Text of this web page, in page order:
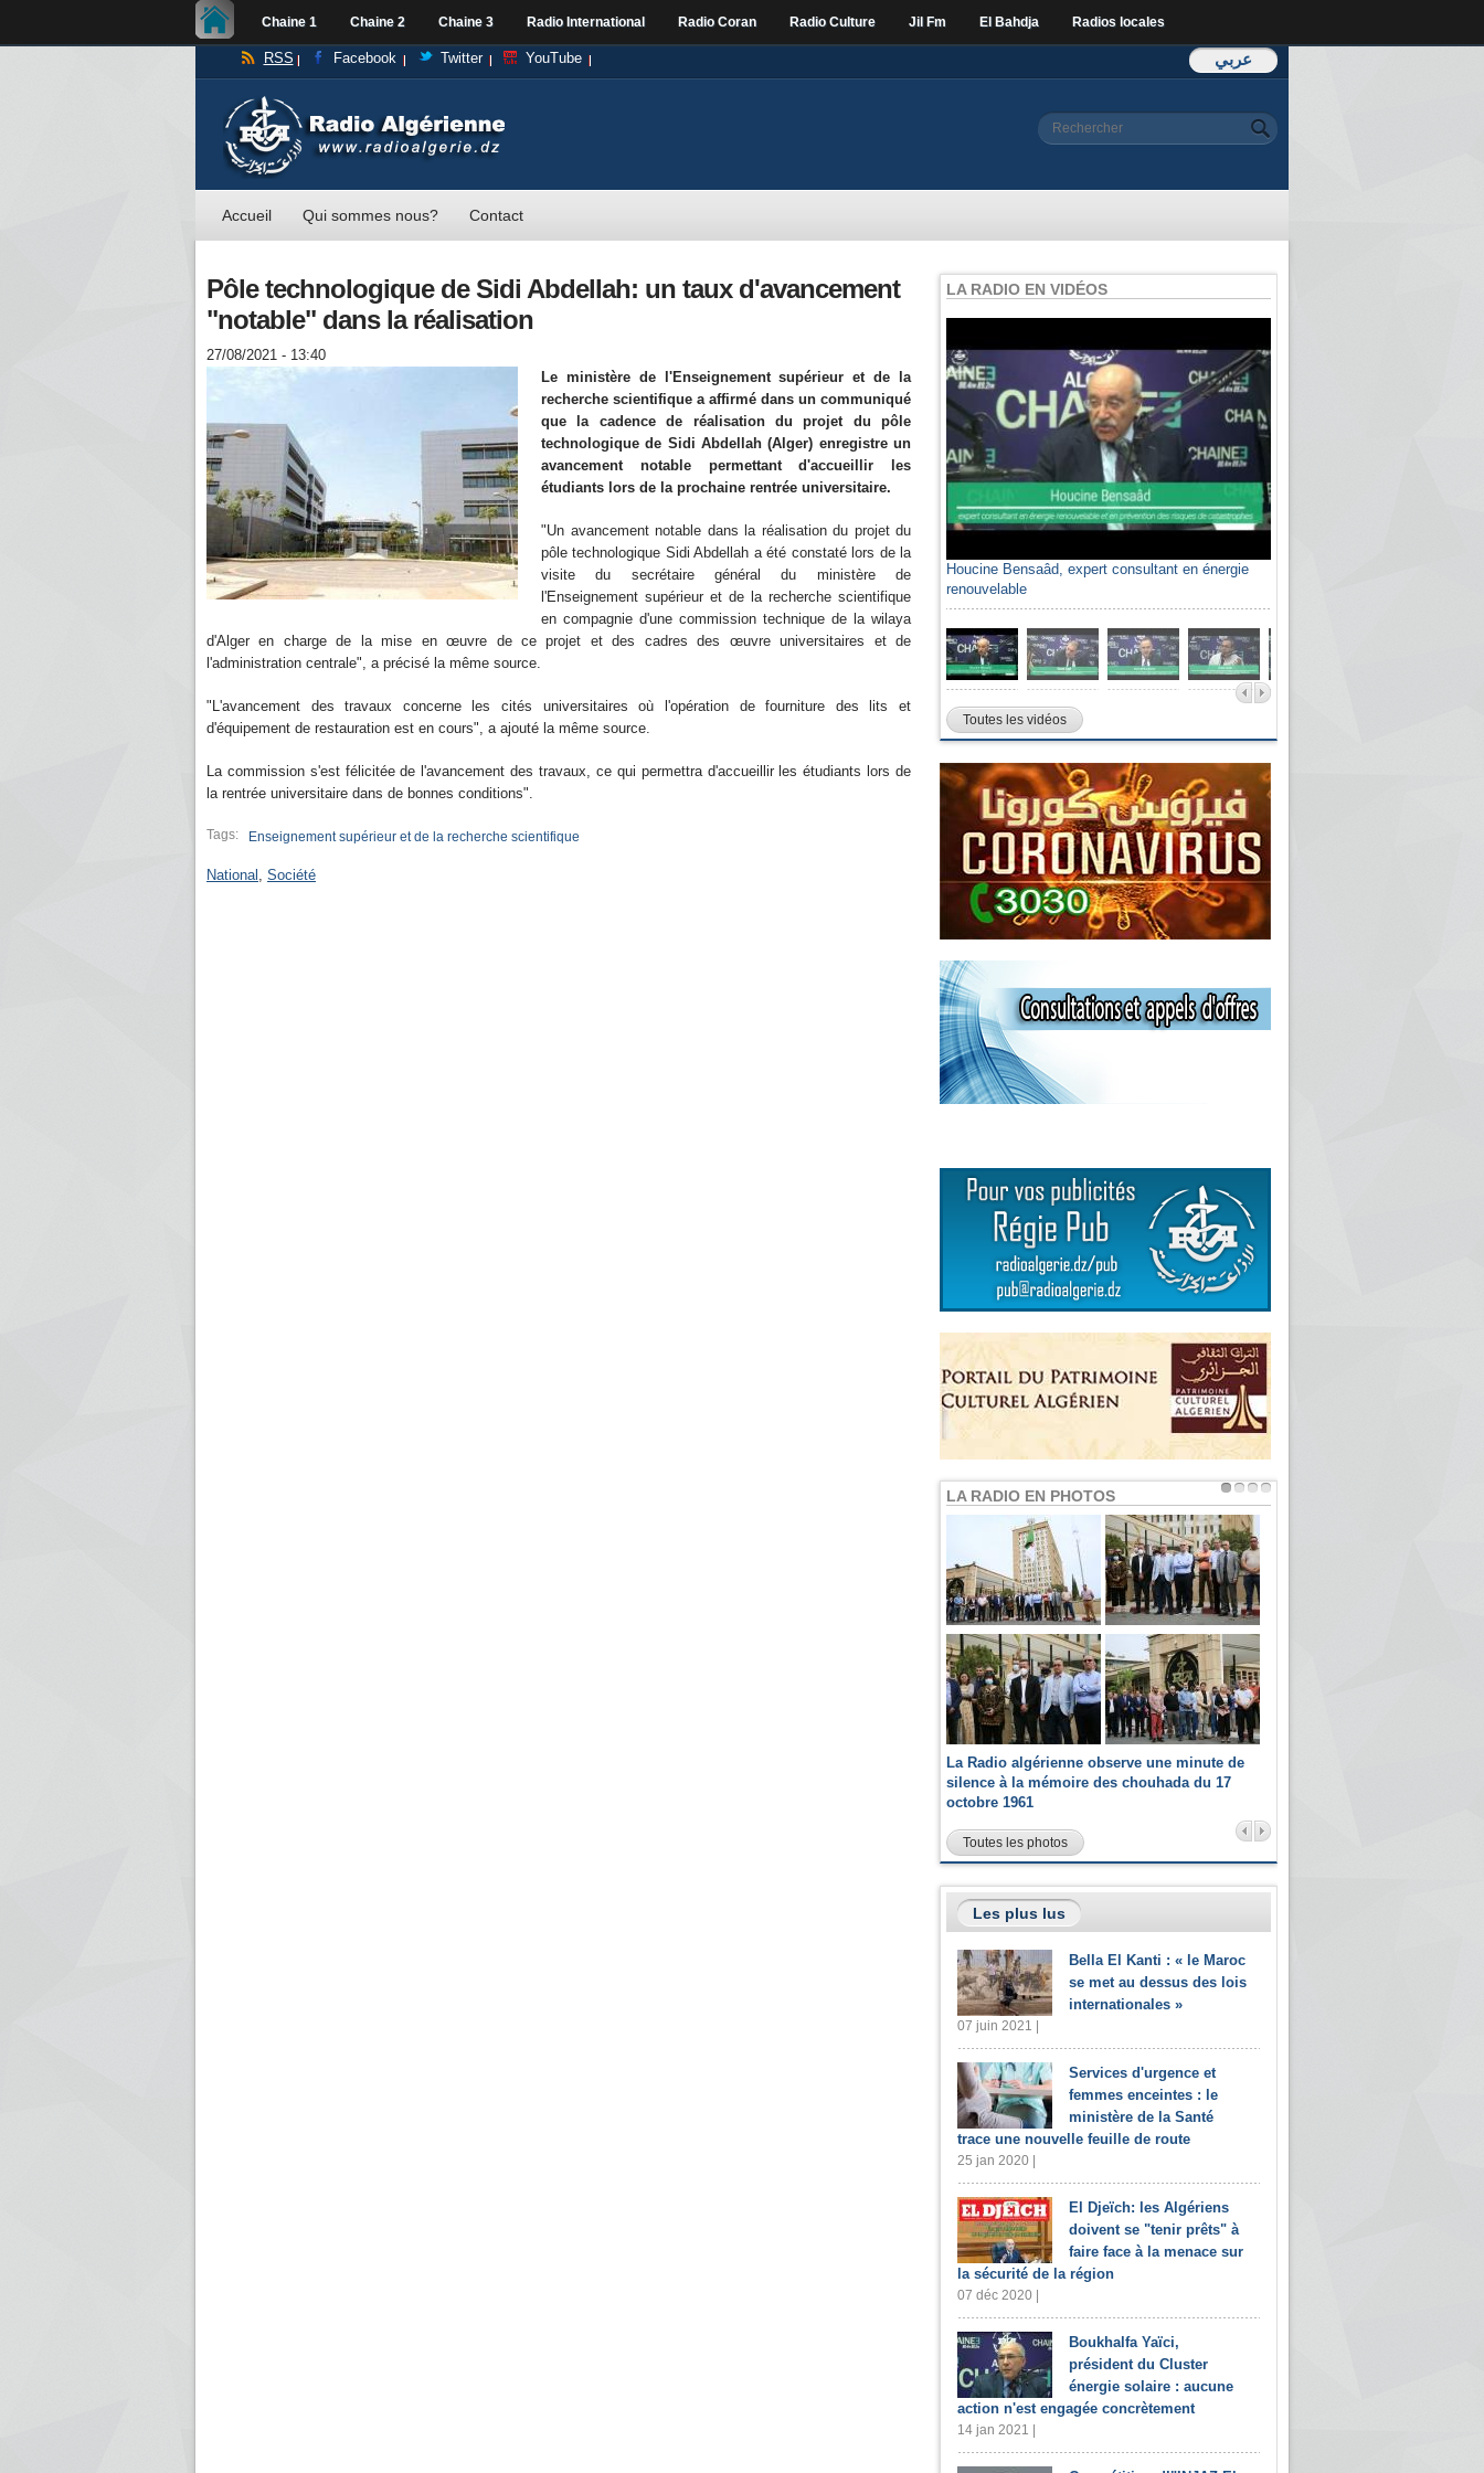
Chaine 1 Chaine 2 Chaine 3 Radio International Radio Coran Radio Culture Jil Fm El Bahdja Radios locales
عربي RSS Facebook Twitter YouTube
Formulaire de
Rechercher
Accueil Qui sommes nous? Contact
Pôle technologique de Sidi Abdellah: un taux d'avancement
"notable" dans la réalisation
27/08/2021 - 13:40
Le ministère de l'Enseignement supérieur et de la
recherche scientifique a affirmé dans un communiqué
que la cadence de réalisation du projet du pôle
technologique de Sidi Abdellah (Alger) enregistre un
avancement notable permettant d'accueillir les
étudiants lors de la prochaine rentrée universitaire.
"Un avancement notable dans la réalisation du projet du
pôle technologique Sidi Abdellah a été constaté lors de la
visite du secrétaire général du ministère de
l'Enseignement supérieur et de la recherche scientifique
en compagnie d'une commission technique de la wilaya
d'Alger en charge de la mise en œuvre de ce projet et des cadres des œuvre universitaires et de
l'administration centrale", a précisé la même source.
"L'avancement des travaux concerne les cités universitaires où l'opération de fourniture des lits et
d'équipement de restauration est en cours", a ajouté la même source.
La commission s'est félicitée de l'avancement des travaux, ce qui permettra d'accueillir les étudiants lors de
la rentrée universitaire dans de bonnes conditions".
Tags: Enseignement supérieur et de la recherche scientifique
National , Société
LA RADIO EN VIDÉOS
Houcine Bensaâd, expert consultant en énergie
renouvelable
Toutes les vidéos
LA RADIO EN PHOTOS
La Radio algérienne observe une minute de
silence à la mémoire des chouhada du 17
octobre 1961
Toutes les photos
Les plus lus
Bella El Kanti : « le Maroc
se met au dessus des lois
internationales »
07 juin 2021 |
Services d'urgence et
femmes enceintes : le
ministère de la Santé
trace une nouvelle feuille de route
25 jan 2020 |
El Djeïch: les Algériens
doivent se "tenir prêts" à
faire face à la menace sur
la sécurité de la région
07 déc 2020 |
Boukhalfa Yaïci,
président du Cluster
énergie solaire : aucune
action n'est engagée concrètement
14 jan 2021 |